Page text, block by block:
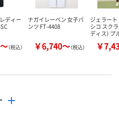
ディー
（税込）
ナガイレーベン 女子パ
ンツ FT-4408
￥6,740～（税込）
ジェラー
シコ スク
ディス）
￥